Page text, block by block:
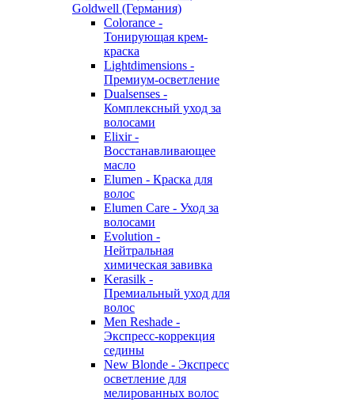
Goldwell (Германия)
Colorance -
Тонирующая крем-
краска
Lightdimensions -
Премиум-осветление
Dualsenses -
Комплексный уход за
волосами
Elixir -
Восстанавливающее
масло
Elumen - Краска для
волос
Elumen Care - Уход за
волосами
Evolution -
Нейтральная
химическая завивка
Kerasilk -
Премиальный уход для
волос
Men Reshade -
Экспресс-коррекция
седины
New Blonde - Экспресс
осветление для
мелированных волос